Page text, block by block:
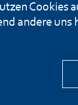
Cookies
andere uns